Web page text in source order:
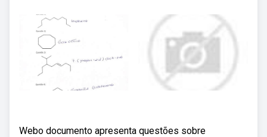
Webo documento apresenta questões sobre